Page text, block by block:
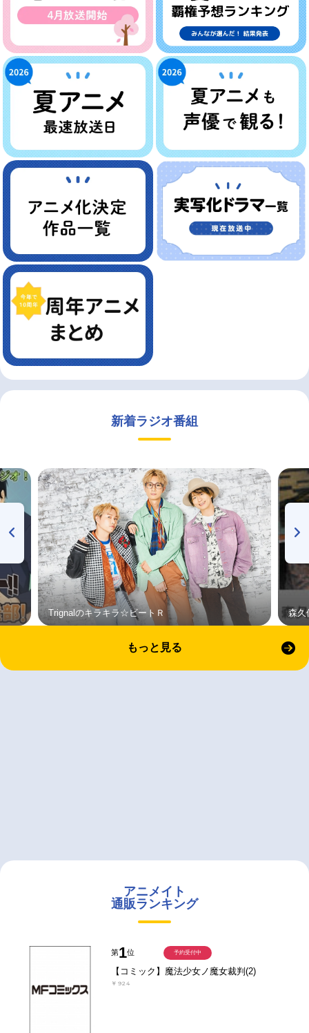
新着ラジオ番組
Trignalのキラキラ☆ビートＲ 森久
もっと見る
アニメイト
通販ランキング
第1位
【コミック】魔法少女ノ魔女裁判(2)
￥924
予約受付中